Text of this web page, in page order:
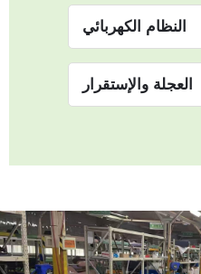
النظام الكهربائي
العجلة والإستقرار